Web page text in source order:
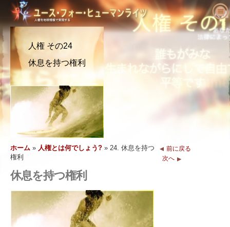
ユース･フォー･ヒューマンライツにつ
いて
ユース･フォー･ヒューマンライツとは?
私たちの目的
ユース･フォー･ヒューマンライツの歴史
役員
顧問委員会
YHRIの協力者
推薦の言葉
人権とは何でしょう?
人権の定義
人権の背景
世界人権宣言
教育者へ
ようこそ
教育パッケージの内容
教育者からの結果報告
人権カリキュラム
プログラムの実施
活動を始める
活動に参加する
請願
メンバーシップと寄付
コンテスト
人権を求める主張
人権の擁護者たち
さまざまな人権団体
ニュース
注文
問い合わせ
人権 その24
休息を持つ権利
ホーム » 人権とは何でしょう? » 24. 休息を持つ
権利
前に戻る
次へ
休息を持つ権利